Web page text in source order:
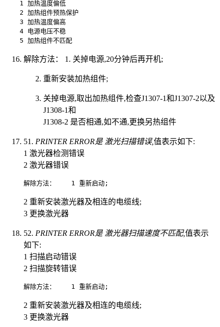
1 加热
2 加热组
3 加热
4 电源
5 加热组
解除方法： 1. 关掉电源,20分钟后再开机;
重新安装加热组件;
关掉电源,取出加热组件,检查J1307-1和J1307-2以及
J1308-1和
J1308-2 是否相通,如不通,更换另热组件
51. PRINTER ERROR是 激光扫描错误,值表示如下:
1 激光器检测错误
2 激光器错误
解除方法：
2 重新安装激光器及相连的电缆线;
3 更换激光器
52. PRINTER ERROR是 激光器扫描速度不匹配,值表示
如下:
1 扫描启动错误
2 扫描旋转错误
解除方法：
2 重新安装激光器及相连的电缆线;
3 更换激光器